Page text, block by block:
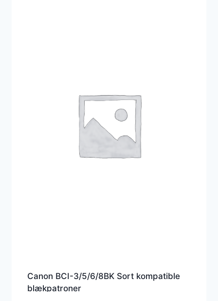
Canon BCI-3/5/6/8BK Sort kompatible
blækpatroner